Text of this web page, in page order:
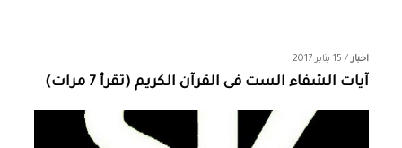
اخبار/ 15 يناير 2017
آيات الشفاء الست فى القرآن الكريم (تقرأ 7 مرات)